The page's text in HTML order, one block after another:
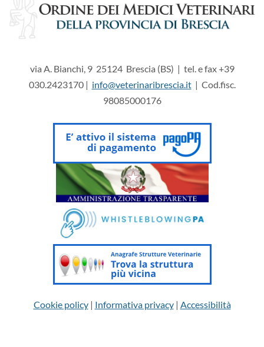
via A. Bianchi, 9 25124 Brescia (BS) | tel. e fax +39
030.2423170 | info@veterinaribrescia.it| Cod.fisc.
98085000176
Cookie policy| Informativa privacy| Accessibilità